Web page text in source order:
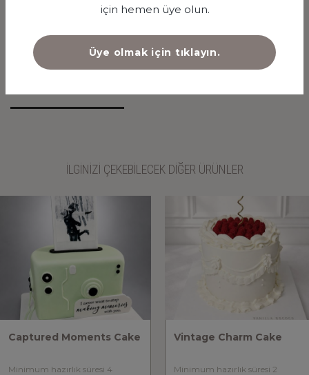
SİPARİŞ VER
İLGİNİZİ ÇEKEBİLECEK DİĞER ÜRÜNLER
Captured Moments Cake
Minimum hazırlık süresi 4
Vintage Charm Cake
Minimum hazırlık süresi 2
için hemen üye olun.
Üye olmak için tıklayın.